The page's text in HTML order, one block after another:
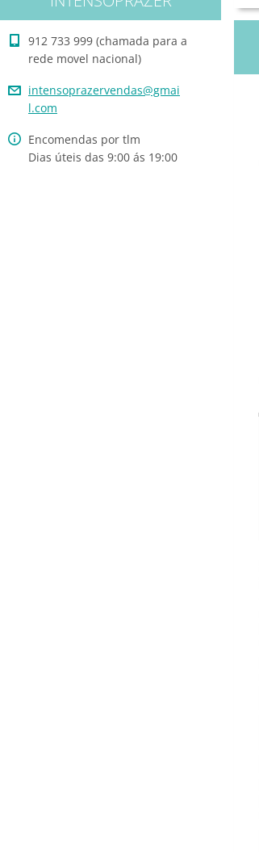
912 733 999 (chamada para a
rede movel nacional)
intensoprazervendas@gmai
l.com
Encomendas por tlm
Dias úteis das 9:00 ás 19:00